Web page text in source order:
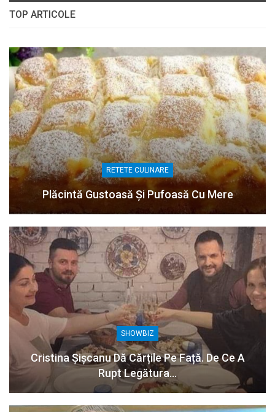
TOP ARTICOLE
RETETE CULINARE
Plăcintă Gustoasă Și Pufoasă Cu Mere
SHOWBIZ
Cristina Șișcanu Dă Cărțile Pe Față. De Ce A
Rupt Legătura…